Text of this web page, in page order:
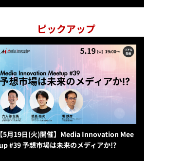
ピックアップ
【5月19日(火)開催】Media Innovation Mee
#39 予想市場は未来のメディアか!?